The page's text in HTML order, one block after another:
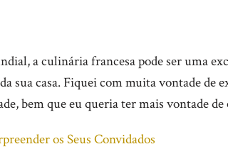
a culinária francesa pode ser uma
sua casa. Fiquei com muita vontade de
bem que eu queria ter mais vontade
os Seus Convidados